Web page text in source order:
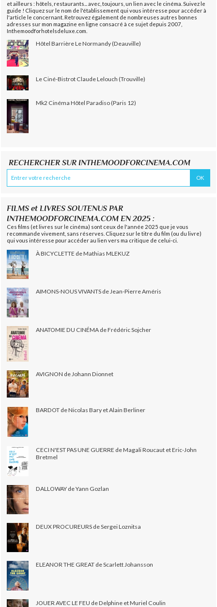
et ailleurs : hôtels, restaurants... avec, toujours, un lien avec le cinéma. Suivez le
guide ! Cliquez sur le nom de l'établissement qui vous intéresse pour accéder à
l'article le concernant. Retrouvez également de nombreuses autres bonnes
adresses sur mon magazine en ligne consacré à ce sujet depuis 2007,
Inthemoodforhotelsdeluxe.com.
Hôtel Barrière Le Normandy (Deauville)
Le Ciné-Bistrot Claude Lelouch (Trouville)
Mk2 Cinéma Hôtel Paradiso (Paris 12)
RECHERCHER SUR INTHEMOODFORCINEMA.COM
FILMS et LIVRES SOUTENUS PAR
INTHEMOODFORCINEMA.COM EN 2025 :
Ces films (et livres sur le cinéma) sont ceux de l'année 2025 que je vous
recommande vivement, sans réserves. Cliquez sur le titre du film (ou du livre)
qui vous intéresse pour accéder au lien vers ma critique de celui-ci.
À BICYCLETTE de Mathias MLEKUZ
AIMONS-NOUS VIVANTS de Jean-Pierre Améris
ANATOMIE DU CINÉMA de Frédéric Sojcher
AVIGNON de Johann Dionnet
BARDOT de Nicolas Bary et Alain Berliner
CECI N'EST PAS UNE GUERRE de Magali Roucaut et Eric-John
Bretmel
DALLOWAY de Yann Gozlan
DEUX PROCUREURS de Sergei Loznitsa
ELEANOR THE GREAT de Scarlett Johansson
JOUER AVEC LE FEU de Delphine et Muriel Coulin